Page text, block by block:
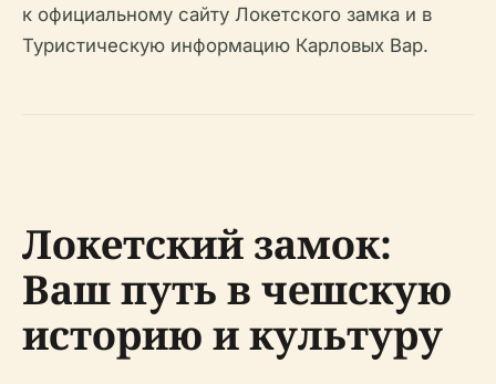
к официальному сайту Локетского замка и в
Туристическую информацию Карловых Вар.
Локетский замок:
Ваш путь в чешскую
историю и культуру